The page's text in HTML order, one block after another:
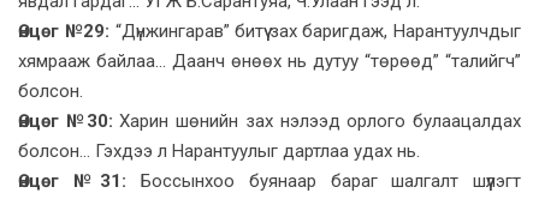
Өнцөг №29: “Дүнжингарав” битүү зах баригдаж, Нарантуулчдыг
хямрааж байлаа... Даанч өнөөх нь дутуу “төрөөд” “талийгч”
болсон.
Өнцөг №30:Харин шөнийн зах нэлээд орлого булаацалдах
болсон... Гэхдээ л Нарантуулыг дартлаа удах нь.
Өнцөг №31:
Боссынхоо буянаар бараг шалгалт шүүлэгт